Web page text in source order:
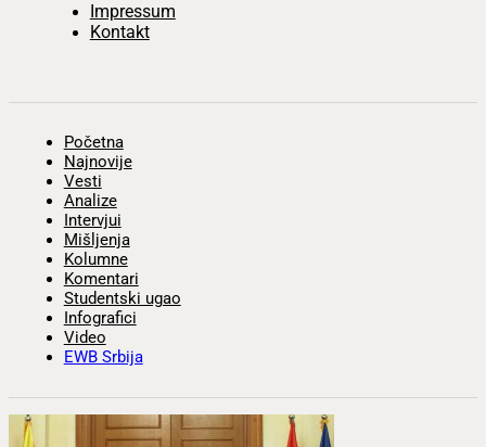
Impressum
Kontakt
Početna
Najnovije
Vesti
Analize
Intervjui
Mišljenja
Kolumne
Komentari
Studentski ugao
Infografici
Video
EWB Srbija